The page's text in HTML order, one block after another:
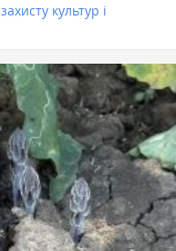
культур і